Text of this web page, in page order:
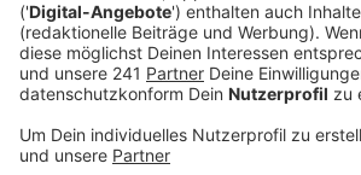
Veröffentlicht:Dienstag, 03.01.2023 15:34
Anzeige